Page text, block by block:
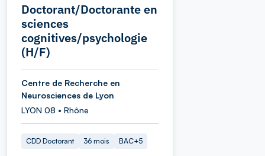
Doctorant/Doctorante en
sciences
cognitives/psychologie
(H/F)
Centre de Recherche en
Neurosciences de Lyon
LYON 08 • Rhône
CDD Doctorant 36 mois BAC+5